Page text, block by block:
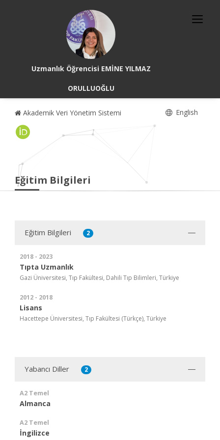
Uzmanlık Öğrencisi EMİNE YILMAZ
ORULLUOĞLU
Akademik Veri Yönetim Sistemi English
Eğitim Bilgileri
Eğitim Bilgileri 2
2018 - 2023
Tıpta Uzmanlık
Gazi Üniversitesi, Tıp Fakültesi, Dahili Tıp Bilimleri, Türkiye
2012 - 2018
Lisans
Hacettepe Üniversitesi, Tıp Fakültesi (Türkçe), Türkiye
Yabancı Diller 2
A2 Temel
Almanca
A2 Temel
İngilizce